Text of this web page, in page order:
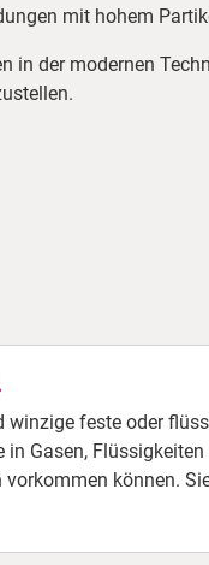
mit hohem
in der modernen
winzige feste oder
in Gasen,
vorkommen können.